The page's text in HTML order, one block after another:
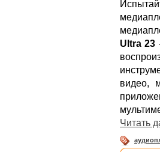
Ultra 23
видео,
Читать